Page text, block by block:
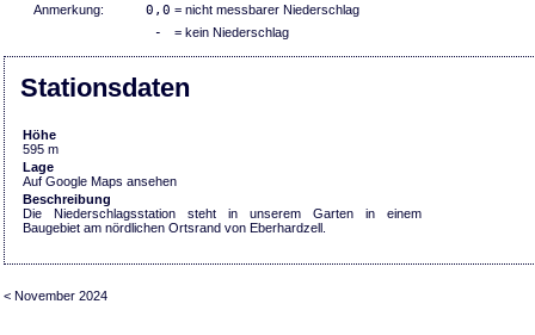
Anmerkung: 0,0 = nicht messbarer Niederschlag
- = kein Niederschlag
Stationsdaten
Höhe
595 m
Lage
Auf Google Maps ansehen
Beschreibung
Die Niederschlagsstation steht in unserem Garten in einem
Baugebiet am nördlichen Ortsrand von Eberhardzell.
< November 2024